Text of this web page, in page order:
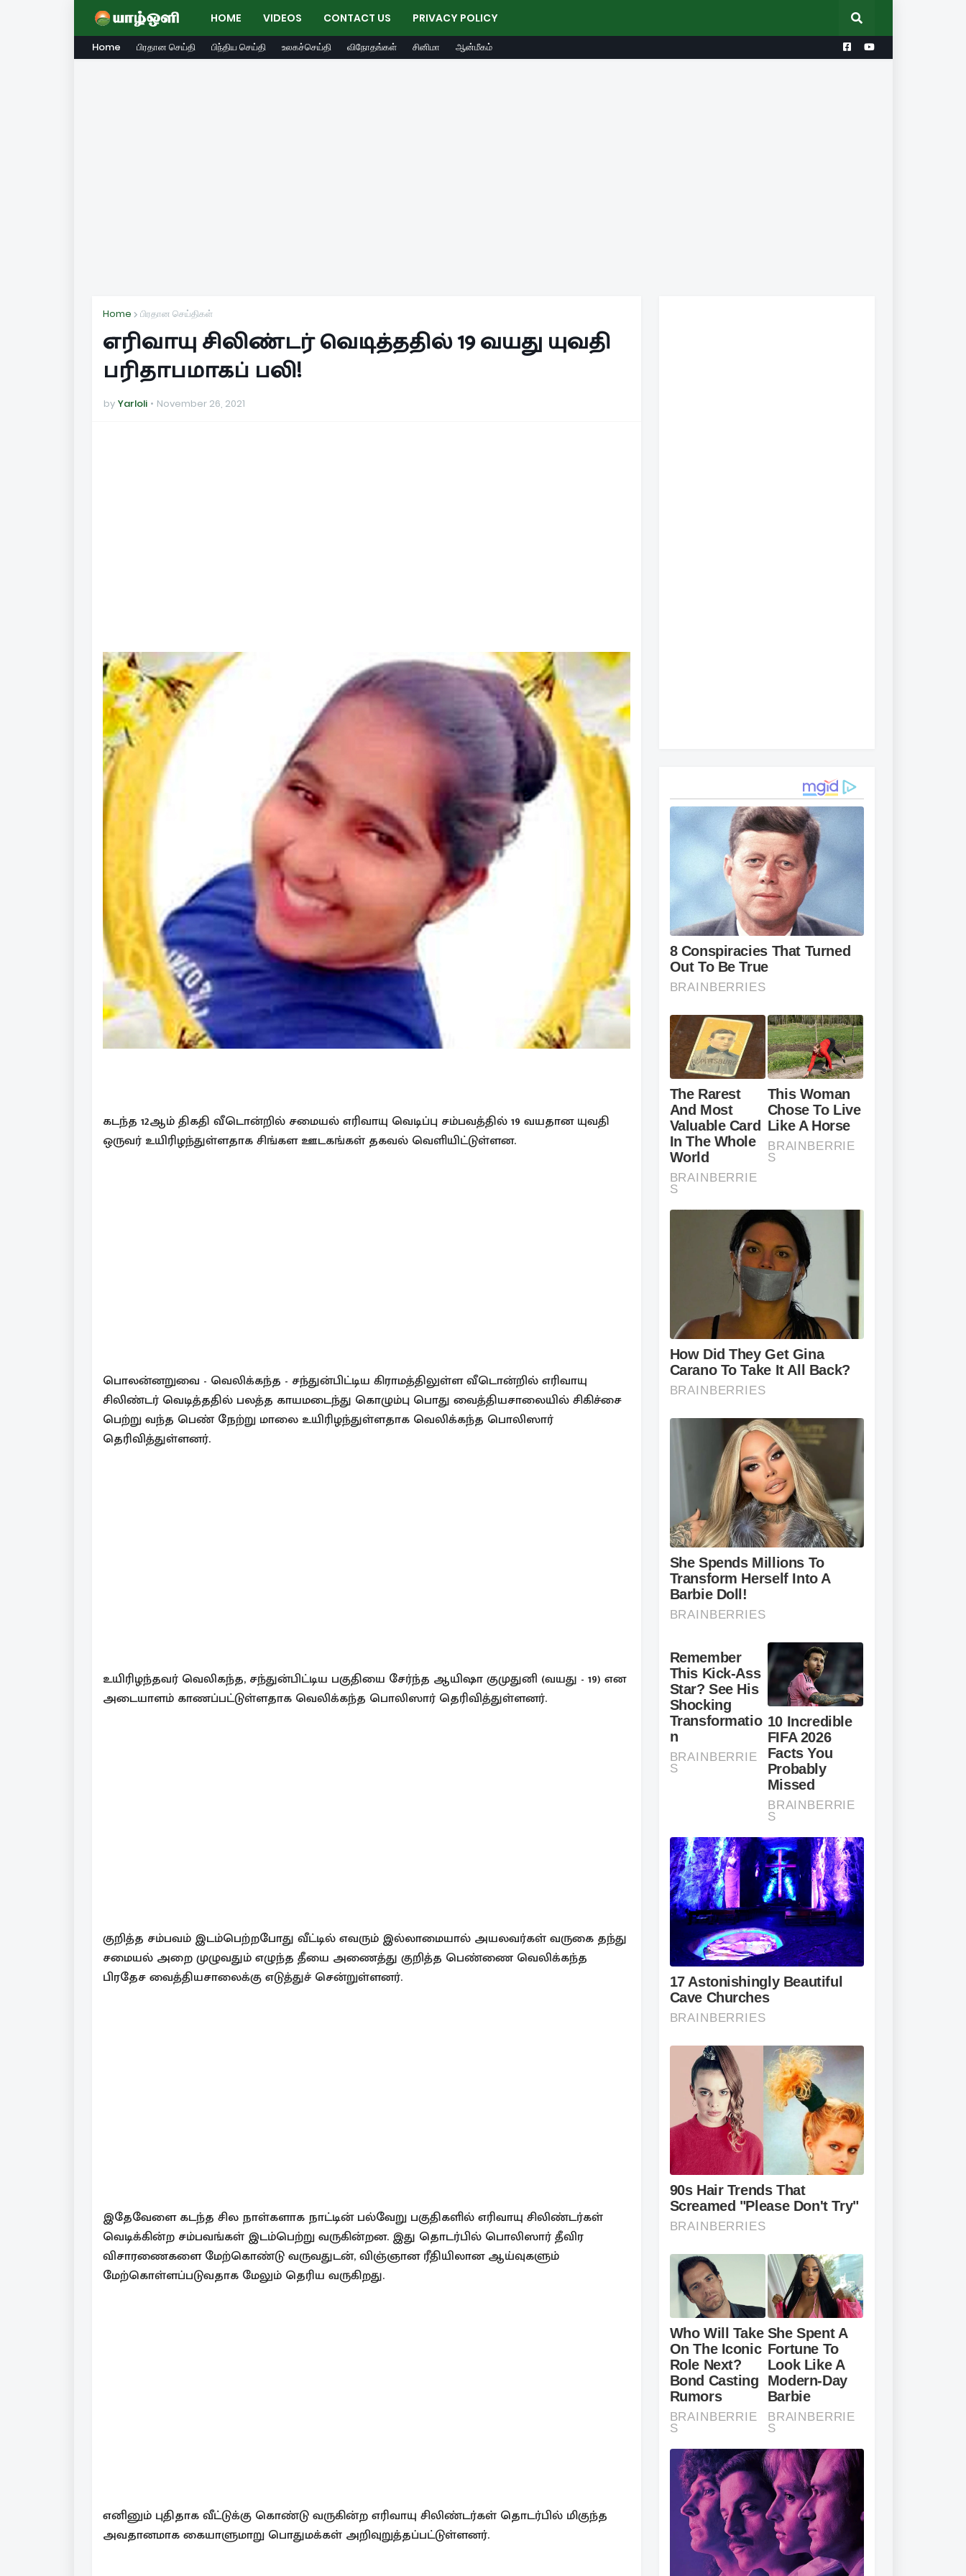
HOME VIDEOS CONTACT US PRIVACY POLICY
Home பிரதான செய்தி பிந்திய செய்தி உலகச்செய்தி விநோதங்கள் சினிமா ஆன்மீகம்
Home பிரதான செய்திகள்
எரிவாயு சிலிண்டர் வெடித்ததில் 19 வயது யுவதி
பரிதாபமாகப் பலி!
by Yarloli November 26, 2021
கடந்த 12ஆம் திகதி வீடொன்றில் சமையல் எரிவாயு வெடிப்பு சம்பவத்தில் 19 வயதான யுவதி
ஒருவர் உயிரிழந்துள்ளதாக சிங்கள ஊடகங்கள் தகவல் வெளியிட்டுள்ளன.
பொலன்னறுவை - வெலிக்கந்த - சந்துன்பிட்டிய கிராமத்திலுள்ள வீடொன்றில் எரிவாயு
சிலிண்டர் வெடித்ததில் பலத்த காயமடைந்து கொழும்பு பொது வைத்தியசாலையில் சிகிச்சை
பெற்று வந்த பெண் நேற்று மாலை உயிரிழந்துள்ளதாக வெலிக்கந்த பொலிஸார்
தெரிவித்துள்ளனர்.
உயிரிழந்தவர் வெலிகந்த, சந்துன்பிட்டிய பகுதியை சேர்ந்த ஆயிஷா குமுதுனி (வயது - 19) என
அடையாளம் காணப்பட்டுள்ளதாக வெலிக்கந்த பொலிஸார் தெரிவித்துள்ளனர்.
குறித்த சம்பவம் இடம்பெற்றபோது வீட்டில் எவரும் இல்லாமையால் அயலவர்கள் வருகை தந்து
சமையல் அறை முழுவதும் எழுந்த தீயை அணைத்து குறித்த பெண்ணை வெலிக்கந்த
பிரதேச வைத்தியசாலைக்கு எடுத்துச் சென்றுள்ளனர்.
இதேவேளை கடந்த சில நாள்களாக நாட்டின் பல்வேறு பகுதிகளில் எரிவாயு சிலிண்டர்கள்
வெடிக்கின்ற சம்பவங்கள் இடம்பெற்று வருகின்றன. இது தொடர்பில் பொலிஸார் தீவிர
விசாரணைகளை மேற்கொண்டு வருவதுடன், விஞ்ஞான ரீதியிலான ஆய்வுகளும்
மேற்கொள்ளப்படுவதாக மேலும் தெரிய வருகிறது.
எனினும் புதிதாக வீட்டுக்கு கொண்டு வருகின்ற எரிவாயு சிலிண்டர்கள் தொடர்பில் மிகுந்த
அவதானமாக கையாளுமாறு பொதுமக்கள் அறிவுறுத்தப்பட்டுள்ளனர்.